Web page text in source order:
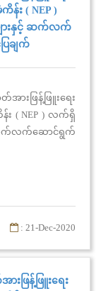
န်း ( NEP )
ားနှင့် ဆက်လက်
ချက်
းဖြန့်ဖြူးရေး
း ( NEP ) လက်ရှိ
က်လက်ဆောင်ရွက်
: 21-Dec-2020
ဖြန့်ဖြူးရေး